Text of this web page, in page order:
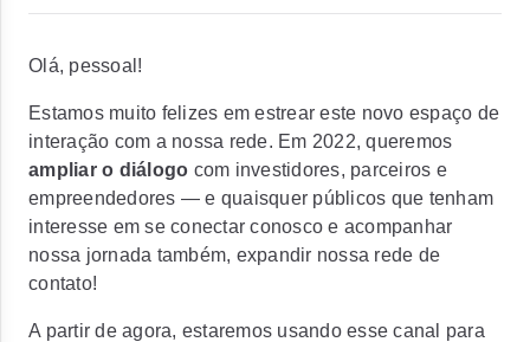
Olá, pessoal!
Estamos muito felizes em estrear este novo espaço de
interação com a nossa rede. Em 2022, queremos
ampliar o diálogo com investidores, parceiros e
empreendedores — e quaisquer públicos que tenham
interesse em se conectar conosco e acompanhar
nossa jornada também, expandir nossa rede de
contato!
A partir de agora, estaremos usando esse canal para